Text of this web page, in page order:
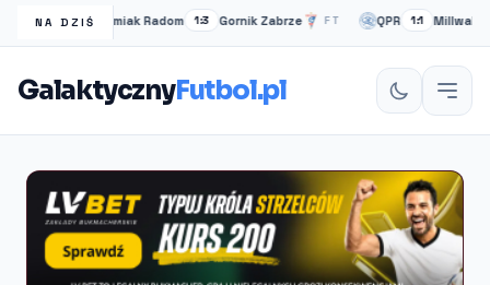
NA DZIŚRadomiak Radom 1:3 Gornik Zabrze FT QPR 1:1 Millwall
GalaktycznyFutbol.pl